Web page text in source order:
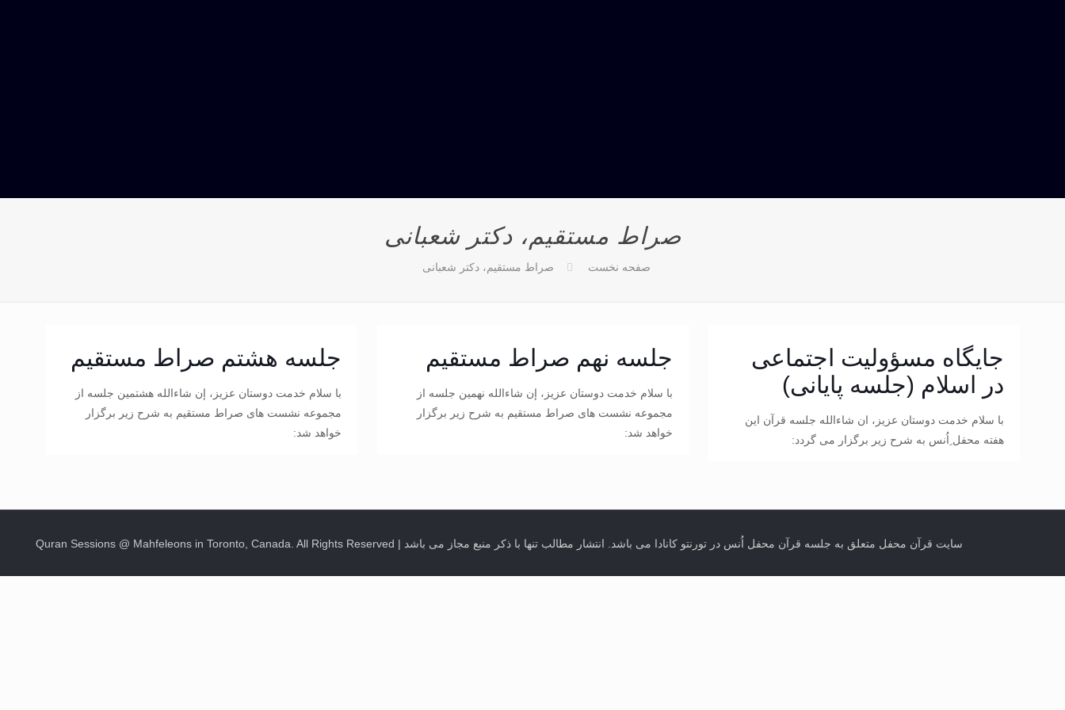
صراط مستقیم، دکتر شعبانی
صفحه نخست صراط مستقیم، دکتر شعبانی
جایگاه مسؤولیت اجتماعی
در اسلام (جلسه پایانی)
با سلام خدمت دوستان عزیز، ان شاءالله جلسه قرآن این
هفته محفل ِاُنس به شرح زیر برگزار می گردد:
جلسه نهم صراط مستقیم
با سلام خدمت دوستان عزیز، إن شاءالله نهمین جلسه از
مجموعه نشست های صراط مستقیم به شرح زیر برگزار
خواهد شد:
جلسه هشتم صراط مستقیم
با سلام خدمت دوستان عزیز، إن شاءالله هشتمین جلسه از
مجموعه نشست های صراط مستقیم به شرح زیر برگزار
خواهد شد:
سایت قرآن محفل متعلق به جلسه قرآن محفل اُنس در تورنتو کانادا می باشد. انتشار مطالب تنها با ذکر منبع مجاز می باشد | Quran Sessions @ Mahfeleons in Toronto, Canada. All Rights Reserved